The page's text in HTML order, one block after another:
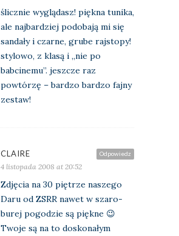
ślicznie wyglądasz! piękna tunika,
ale najbardziej podobają mi się
sandały i czarne, grube rajstopy!
stylowo, z klasą i „nie po
babcinemu”. jeszcze raz
powtórzę – bardzo bardzo fajny
zestaw!
Odpowiedz
CLAIRE
4 listopada 2008 at 20:52
Zdjęcia na 30 piętrze naszego
Daru od ZSRR nawet w szaro-
burej pogodzie są piękne 😉
Twoje są na to doskonałym